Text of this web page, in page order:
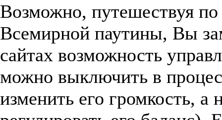
Возможно, путешествуя
Всемирной паутины, Вы
сайтах возможность
можно выключить в
изменить его громкость,